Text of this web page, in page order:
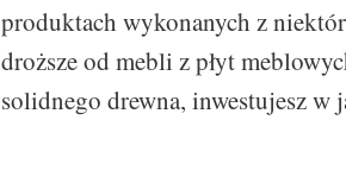
produktach wykonanych z
droższe od mebli z płyt
solidnego drewna, inwestujesz w